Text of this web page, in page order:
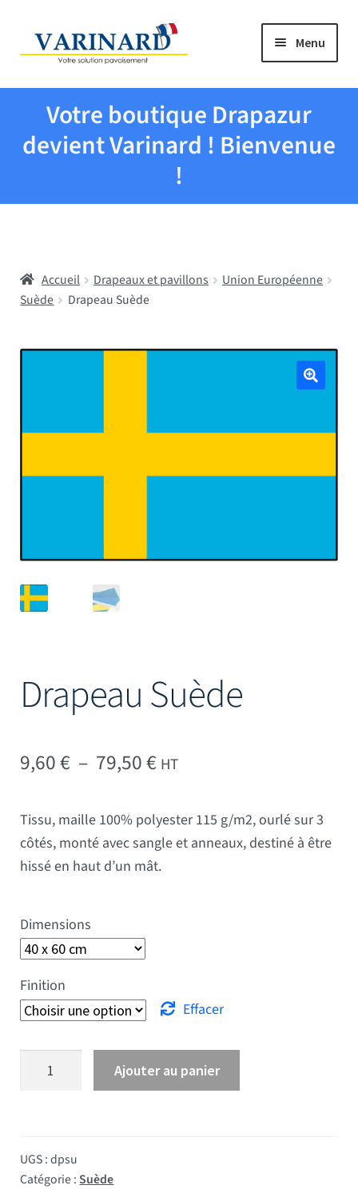
Aller à la navigation
Aller au contenu Menu
Tous les produits
Drapeaux et pavillons
Écoles
Votre boutique Drapazur
devient Varinard ! Bienvenue
!
Accueil Drapeaux et pavillons
Union Européenne
Suède
Drapeau Suède
Drapeau Suède
9,60€ – 79,50€Plage de prix : 9,60 € à
HT
Tissu, maille 100% polyester 115 g/m2, ourlé sur 3
côtés, monté avec sangle et anneaux, destiné à être
hissé en haut d’un mât.
Dimensions
Finition
Effacer
quantité de Drapeau Suède
Ajouter au panier
UGS :dpsu
Catégorie :Suède